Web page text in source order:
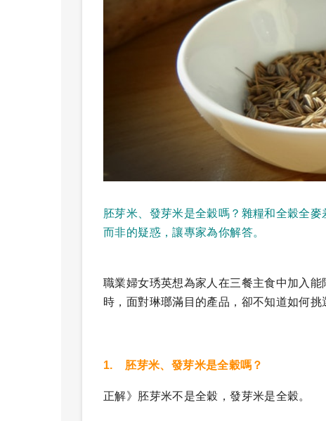
胚芽米、發芽米是全穀嗎？雜糧和全穀全
而非的疑惑，讓專家為你解答。
職業婦女琇英想為家人在三餐主食中加入
時，面對琳瑯滿目的產品，卻不知道如何
1. 胚芽米、發芽米是全穀嗎？
正解》胚芽米不是全穀，發芽米是全穀。